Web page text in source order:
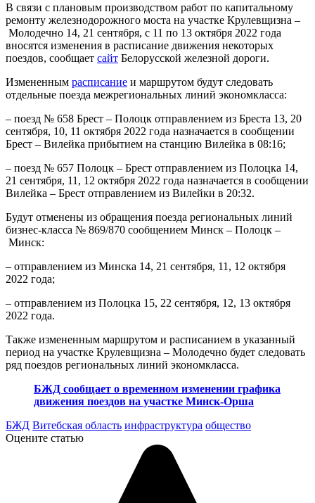
В связи с плановым производством работ по капитальному
ремонту железнодорожного моста на участке Крулевщизна –
Молодечно 14, 21 сентября, с 11 по 13 октября 2022 года
вносятся изменения в расписание движения некоторых
поездов, сообщает сайт Белорусской железной дороги.
Измененным расписание и маршрутом будут следовать
отдельные поезда межрегиональных линий экономкласса:
– поезд № 658 Брест – Полоцк отправлением из Бреста 13, 20
сентября, 10, 11 октября 2022 года назначается в сообщении
Брест – Вилейка прибытием на станцию Вилейка в 08:16;
– поезд № 657 Полоцк – Брест отправлением из Полоцка 14,
21 сентября, 11, 12 октября 2022 года назначается в сообщении
Вилейка – Брест отправлением из Вилейки в 20:32.
Будут отменены из обращения поезда региональных линий
бизнес-класса № 869/870 сообщением Минск – Полоцк –
Минск:
– отправлением из Минска 14, 21 сентября, 11, 12 октября
2022 года;
– отправлением из Полоцка 15, 22 сентября, 12, 13 октября
2022 года.
Также измененным маршрутом и расписанием в указанный
период на участке Крулевщизна – Молодечно будет следовать
ряд поездов региональных линий экономкласса.
БЖД сообщает о временном изменении графика
движения поездов на участке Минск-Орша
БЖД Витебская область инфраструктура общество
Оцените статью